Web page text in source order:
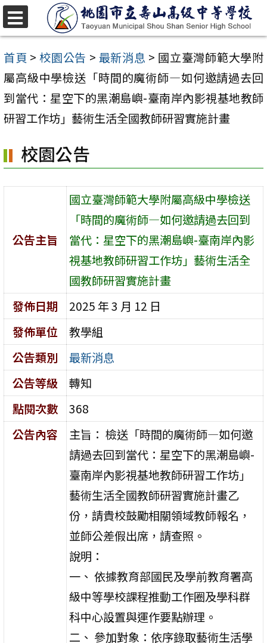
跳
至
主
要
內
容
首頁 > 校園公告 > 最新消息 > 國立臺灣師範大學附
屬高級中學檢送「時間的魔術師—如何邀請過去回
到當代：星空下的黑潮島嶼-臺南岸內影視基地教師
研習工作坊」藝術生活全國教師研習實施計畫
校園公告
公告主旨
國立臺灣師範大學附屬高級中學檢送
「時間的魔術師—如何邀請過去回到
當代：星空下的黑潮島嶼-臺南岸內影
視基地教師研習工作坊」藝術生活全
國教師研習實施計畫
發佈日期
2025 年 3 月 12 日
發佈單位
教學組
公告類別
最新消息
公告等級
轉知
點閱次數
368
公告內容
主旨： 檢送「時間的魔術師—如何邀
請過去回到當代：星空下的黑潮島嶼-
臺南岸內影視基地教師研習工作坊」
藝術生活全國教師研習實施計畫乙
份，請貴校鼓勵相關領域教師報名，
並師公差假出席，請查照。
說明：
一、 依據教育部國民及學前教育署高
級中等學校課程推動工作圈及學科群
科中心設置與運作要點辦理。
二、 參加對象：依序錄取藝術生活學
選
單